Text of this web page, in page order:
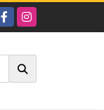
FacebookInstagram